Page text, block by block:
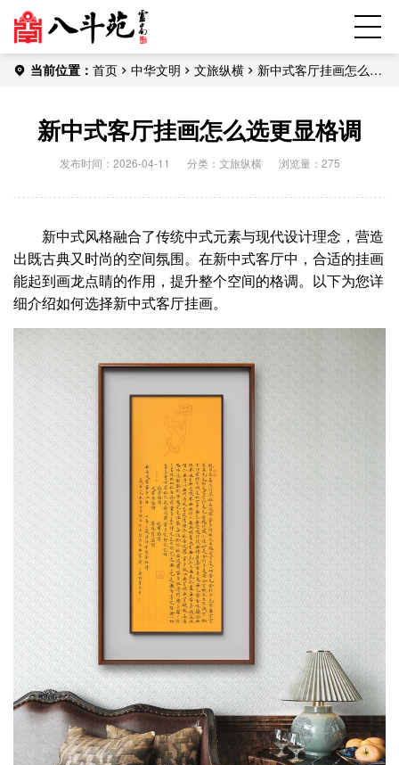
当前位置： 首页 中华文明 文旅纵横
新中式客厅挂画怎么选
新中式客厅挂画怎么选更显格调
发布时间：2026-04-11 分类： 文旅纵横 浏览量：275
新中式风格融合了传统中式元素与现代设计理念，营造
出既古典又时尚的空间氛围。在新中式客厅中，合适的挂画
能起到画龙点睛的作用，提升整个空间的格调。以下为您详
细介绍如何选择新中式客厅挂画。